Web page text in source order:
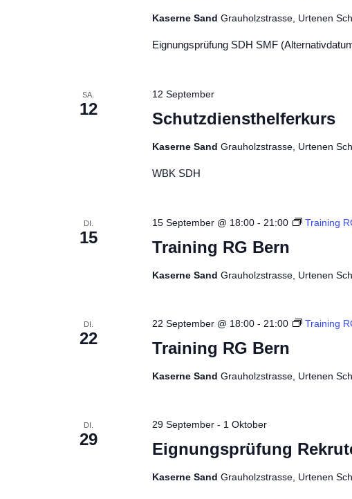
Kaserne Sand Grauholzstrasse, Urtenen
Eignungsprüfung SDH SMF
SA.
12
Schutzdiensthelferkurs
12 September
Kaserne Sand Grauholzstrasse, Urtenen
WBK SDH
DI.
15
Training RG Bern
15 September @ 18:00- 21:00 Training
Kaserne Sand Grauholzstrasse, Urtenen
DI.
22
Training RG Bern
22 September @ 18:00- 21:00 Training
Kaserne Sand Grauholzstrasse, Urtenen
DI.
29
Eignungsprüfung
29 September- 1 Oktober
Kaserne Sand Grauholzstrasse, Urtenen